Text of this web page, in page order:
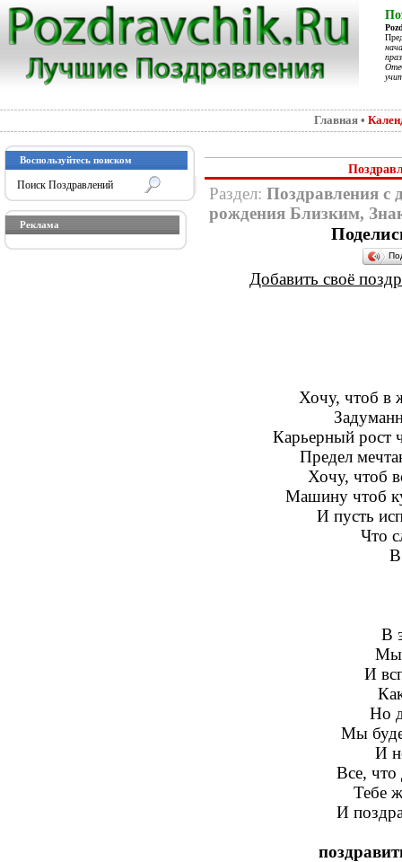
Главная •
Воспользуйтесь поиском
Реклама
Раздел: Поздравления с
рождения Близким,
Добавить своё
Хочу, чтоб в
Карьерный рост
Предел
Хочу, чтоб
Машину чтоб
И пусть
Что
В
В
Мы
И
Но
Мы
И
Все, что
Тебе
И